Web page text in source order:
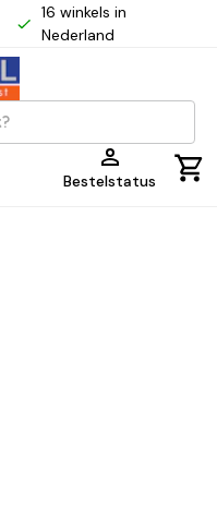
16 winkels in
Nederland
Bestelstatus